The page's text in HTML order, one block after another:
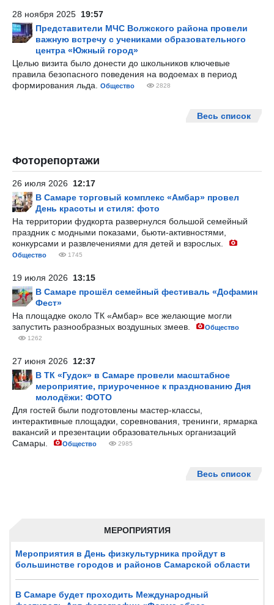
МЕРОПРИЯТИЯ
Мероприятия в День физкультурника пройдут в
большинстве городов и районов Самарской области
В Самаре будет проходить Международный
28 ноября 2025 19:57
Представители МЧС Волжского района провели
важную встречу с учениками образовательного
центра «Южный город»
Целью визита было донести до школьников ключевые
правила безопасного поведения на водоемах в период
формирования льда.
Общество 2828
Весь список
Фоторепортажи
26 июля 2026 12:17
В Самаре торговый комплекс «Амбар» провел
День красоты и стиля: фото
На территории фудкорта развернулся большой семейный
праздник с модными показами, бьюти-активностями,
конкурсами и развлечениями для детей и взрослых.
Общество 1745
19 июля 2026 13:15
В Самаре прошёл семейный фестиваль «Дофамин
Фест»
На площадке около ТК «Амбар» все желающие могли
запустить разнообразных воздушных змеев.
Общество
1262
27 июня 2026 12:37
В ТК «Гудок» в Самаре провели масштабное
мероприятие, приуроченное к празднованию Дня
молодёжи: ФОТО
Для гостей были подготовлены мастер-классы,
интерактивные площадки, соревнования, тренинги, ярмарка
вакансий и презентации образовательных организаций
Самары.
Общество 2985
Весь список